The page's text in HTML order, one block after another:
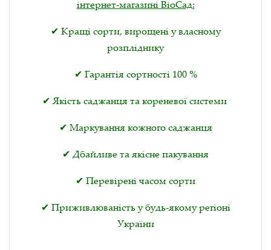
інтернет-магазині ВіоСад:
✔ Кращі сорти, вирощені у власному
розпліднику
✔ Гарантія сортності 100 %
✔ Якість саджанця та кореневої системи
✔ Маркування кожного саджанця
✔ Дбайливе та якісне пакування
✔ Перевірені часом сорти
✔ Приживлюваність у будь-якому регіоні
України